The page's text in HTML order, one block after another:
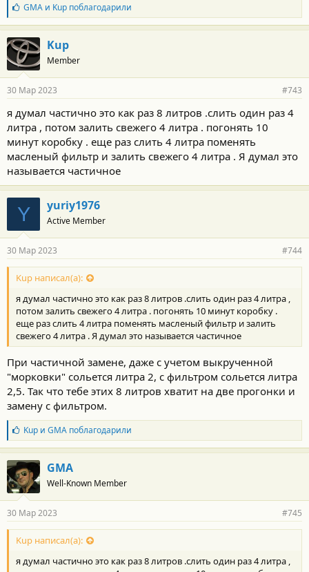
Б
л
а
г
о
д
а
н
с
т
и
GMAи Kupпоблагодарили
Kup
Member
30 Мар 2023 #743
я думал частично это как раз 8 литров .слить один раз 4
литра , потом залить свежего 4 литра . погонять 10
минут коробку . еще раз слить 4 литра поменять
масленый фильтр и залить свежего 4 литра . Я думал это
называется частичное
Y yuriy1976
Active Member
30 Мар 2023 #744
Kup написал(а):
я думал частично это как раз 8 литров .слить один раз 4 литра ,
потом залить свежего 4 литра . погонять 10 минут коробку .
еще раз слить 4 литра поменять масленый фильтр и залить
свежего 4 литра . Я думал это называется частичное
При частичной замене, даже с учетом выкрученной
"морковки" сольется литра 2, с фильтром сольется литра
2,5. Так что тебе этих 8 литров хватит на две прогонки и
замену с фильтром.
Б
л
а
г
о
д
а
н
о
с
и
Kupи GMAпоблагодарили
GMA
Well-Known Member
30 Мар 2023 #745
Kup написал(а):
я думал частично это как раз 8 литров .слить один раз 4 литра ,